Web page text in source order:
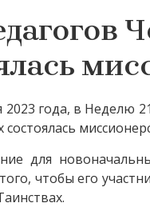
2023 года, в Неделю
для
чтобы его